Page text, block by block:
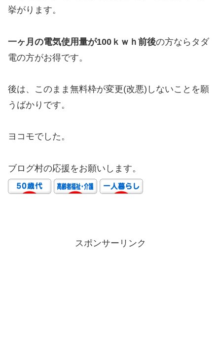
挙がります。
一ヶ月の電気使用量が100ｋｗｈ前後の方ならタダ
電の方がお得です。
後は、このまま無料枠が変更(改悪)しないことを願
うばかりです。
ヨコモでした。
ブログ村の応援をお願いします。
スポンサーリンク